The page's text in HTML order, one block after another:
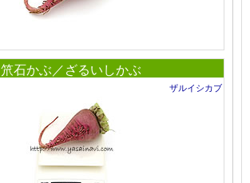
笊石かぶ／ざるいしかぶ
ザルイシカブ